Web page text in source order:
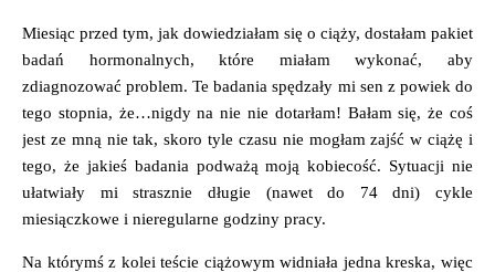
Miesiąc przed tym, jak dowiedziałam się o ciąży, dostałam pakiet
badań hormonalnych, które miałam wykonać, aby
zdiagnozować problem. Te badania spędzały mi sen z powiek do
tego stopnia, że…nigdy na nie nie dotarłam! Bałam się, że coś
jest ze mną nie tak, skoro tyle czasu nie mogłam zajść w ciążę i
tego, że jakieś badania podważą moją kobiecość. Sytuacji nie
ułatwiały mi strasznie długie (nawet do 74 dni) cykle
miesiączkowe i nieregularne godziny pracy.
Na którymś z kolei teście ciążowym widniała jedna kreska, więc